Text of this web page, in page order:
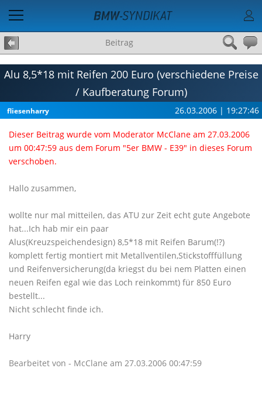
Beitrag
Alu 8,5*18 mit Reifen 200 Euro (verschiedene Preise
/ Kaufberatung Forum)
fliesenharry 26.03.2006 | 19:27:46
Dieser Beitrag wurde vom Moderator McClane am 27.03.2006
um 00:47:59 aus dem Forum "5er BMW - E39" in dieses Forum
verschoben.
Hallo zusammen,
wollte nur mal mitteilen, das ATU zur Zeit echt gute Angebote
hat...Ich hab mir ein paar
Alus(Kreuzspeichendesign) 8,5*18 mit Reifen Barum(!?)
komplett fertig montiert mit Metallventilen,Stickstofffüllung
und Reifenversicherung(da kriegst du bei nem Platten einen
neuen Reifen egal wie das Loch reinkommt) für 850 Euro
bestellt...
Nicht schlecht finde ich.
Harry
Bearbeitet von - McClane am 27.03.2006 00:47:59